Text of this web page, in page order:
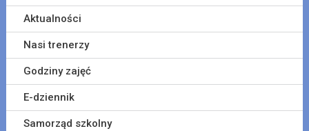
Aktualności
Nasi trenerzy
Godziny zajęć
E-dziennik
Samorząd szkolny